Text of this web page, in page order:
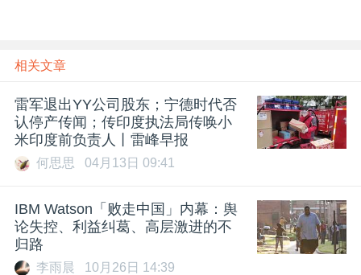
相关文章
雷军退出YY公司股东；宁德时代否
认停产传闻；传印度执法局传唤小
米印度前负责人丨雷峰早报
何思思 04月13日 09:41
IBM Watson「败走中国」内幕：舆
论失控、利益纠葛、高层激进的不
归路
李雨晨 10月26日 14:39